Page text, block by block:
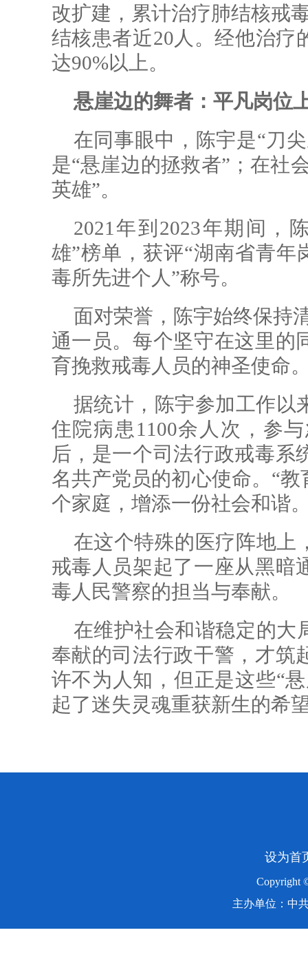
改扩建，累计治疗肺结核戒
结核患者近20人。经他治疗
达90%以上。
悬崖边的舞者：平凡岗位
在同事眼中，陈宇是“刀
是“悬崖边的拯救者”；在社
英雄”。
2021年到2023年期间，
雄”榜单，获评“湖南省青年
毒所先进个人”称号。
面对荣誉，陈宇始终保持
通一员。每个坚守在这里的
育挽救戒毒人员的神圣使命
据统计，陈宇参加工作以
住院病患1100余人次，参
后，是一个司法行政戒毒系
名共产党员的初心使命。“
个家庭，增添一份社会和谐
在这个特殊的医疗阵地上
戒毒人员架起了一座从黑暗
毒人民警察的担当与奉献。
在维护社会和谐稳定的大
奉献的司法行政干警，才筑
许不为人知，但正是这些“
起了迷失灵魂重获新生的希
设为首
Copyright
主办单位：中